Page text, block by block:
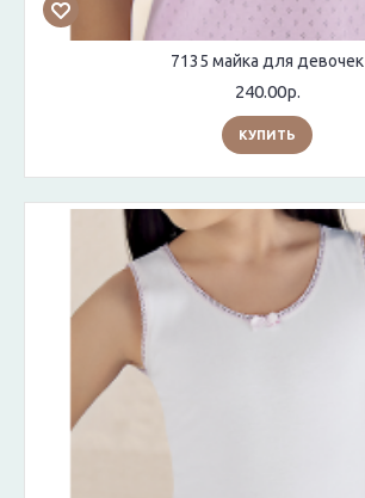
7135 майка для девочек
240.00р.
КУПИТЬ